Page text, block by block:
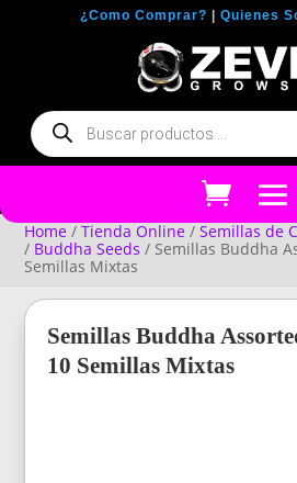
¿Como Comprar? Quienes
Búsqueda
de
productos
Home /Tienda Online /Semillas de
/ Buddha Seeds / Semillas Buddha
Semillas Mixtas
Semillas Buddha
10 Semillas Mixtas